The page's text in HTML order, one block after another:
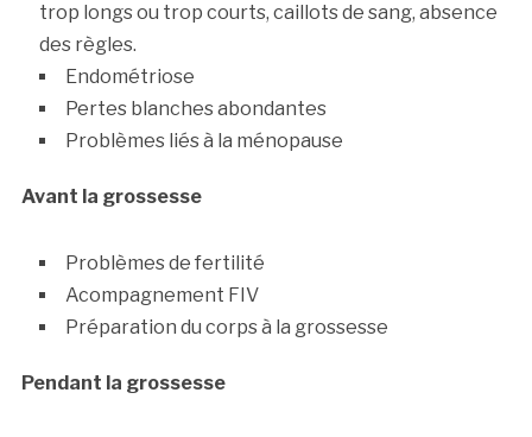
trop longs ou trop courts, caillots de sang, absence
des règles.
Endométriose
Pertes blanches abondantes
Problèmes liés à la ménopause
Avant la grossesse
Problèmes de fertilité
Acompagnement FIV
Préparation du corps à la grossesse
Pendant la grossesse